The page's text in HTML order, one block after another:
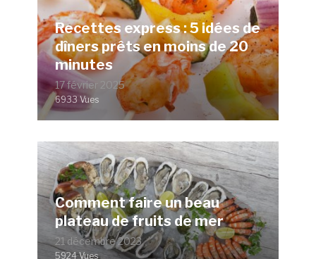
Recettes express : 5 idées de
dîners prêts en moins de 20
minutes
17 février 2025
6933 Vues
Comment faire un beau
plateau de fruits de mer
21 décembre 2023
5924 Vues